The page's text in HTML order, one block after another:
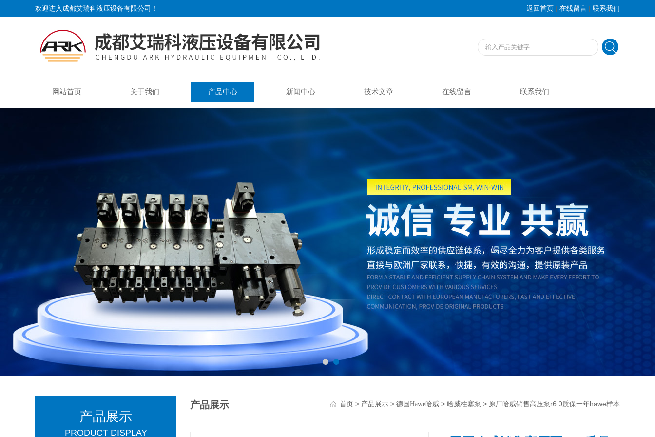
欢迎进入成都艾瑞科液压设备有限公司！ 返回首页 | 在线留言 | 联系我们
网站首页 关于我们 产品中心 新闻中心 技术文章 在线留言 联系我们
产品展示
PRODUCT DISPLAY
产品展示 首页 > 产品展示 > 德国Hawe哈威 > 哈威柱塞泵 > 原厂哈威销售高压泵r6.0质保一年hawe样本